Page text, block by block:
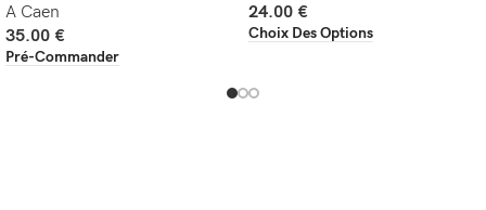
A Caen
35.00 €
Pré-Commander
24.00 €
Choix Des Options